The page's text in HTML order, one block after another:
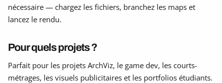
nécessaire — chargez les fichiers, branchez les maps et
lancez le rendu.
Pour quels projets ?
Parfait pour les projets ArchViz, le game dev, les courts-
métrages, les visuels publicitaires et les portfolios étudiants.